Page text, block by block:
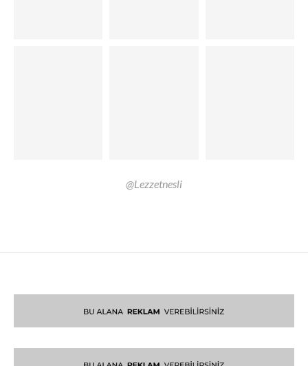
@Lezzetnesli